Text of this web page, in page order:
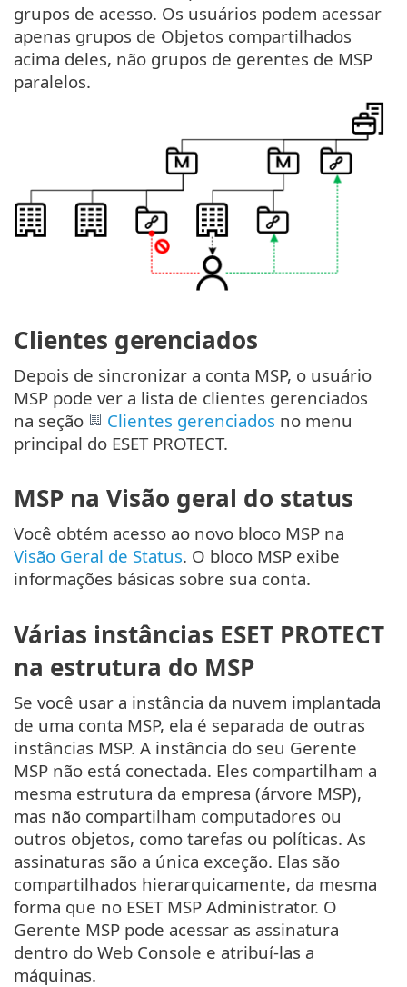
grupos de acesso. Os usuários podem acessar
apenas grupos de Objetos compartilhados
acima deles, não grupos de gerentes de MSP
paralelos.
Clientes gerenciados
Depois de sincronizar a conta MSP, o usuário
MSP pode ver a lista de clientes gerenciados
na seção
Clientes gerenciados no menu
principal do ESET PROTECT.
MSP na Visão geral do status
Você obtém acesso ao novo bloco MSP na
Visão Geral de Status. O bloco MSP exibe
informações básicas sobre sua conta.
Várias instâncias ESET PROTECT
na estrutura do MSP
Se você usar a instância da nuvem implantada
de uma conta MSP, ela é separada de outras
instâncias MSP. A instância do seu Gerente
MSP não está conectada. Eles compartilham a
mesma estrutura da empresa (árvore MSP),
mas não compartilham computadores ou
outros objetos, como tarefas ou políticas. As
assinaturas são a única exceção. Elas são
compartilhados hierarquicamente, da mesma
forma que no ESET MSP Administrator. O
Gerente MSP pode acessar as assinatura
dentro do Web Console e atribuí-las a
máquinas.